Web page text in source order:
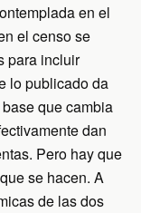
en el
el censo se
para incluir
lo publicado da
que cambia
dan
Pero hay que
se hacen. A
de las dos